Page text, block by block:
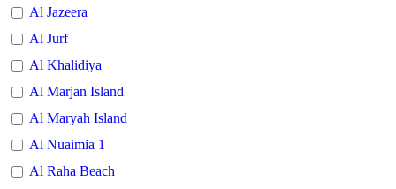
Al Jazeera
Al Jurf
Al Khalidiya
Al Marjan Island
Al Maryah Island
Al Nuaimia 1
Al Raha Beach